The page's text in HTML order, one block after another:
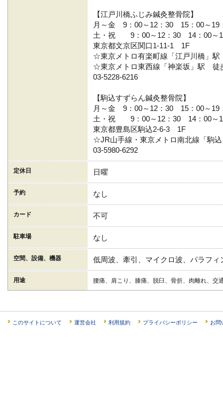
【江戸川橋ふじみ鍼灸整骨院】
月～金 9：00～12：30 15：00～19
土・祝 9：00～12：30 14：00～
東京都文京区関口1-11-1 1F
☆東京メトロ有楽町線「江戸川橋」
☆東京メトロ東西線「神楽坂」駅 徒
03-5228-6216
【駒込すずらん鍼灸整骨院】
月～金 9：00～12：30 15：00～19
土・祝 9：00～12：30 14：00～
東京都豊島区駒込2-6-3 1F
☆JR山手線・東京メトロ南北線「駒
03-5980-6292
定休日 日曜
予約 なし
カード 不可
駐車場 なし
空間、設備、機器 低周波、牽引、マイクロ波、パラフ
用途 腰痛、肩こり、膝痛、脱臼、骨折、肉離れ、
このサイトについて 運営会社 利用規約 プライバシーポリシー お問